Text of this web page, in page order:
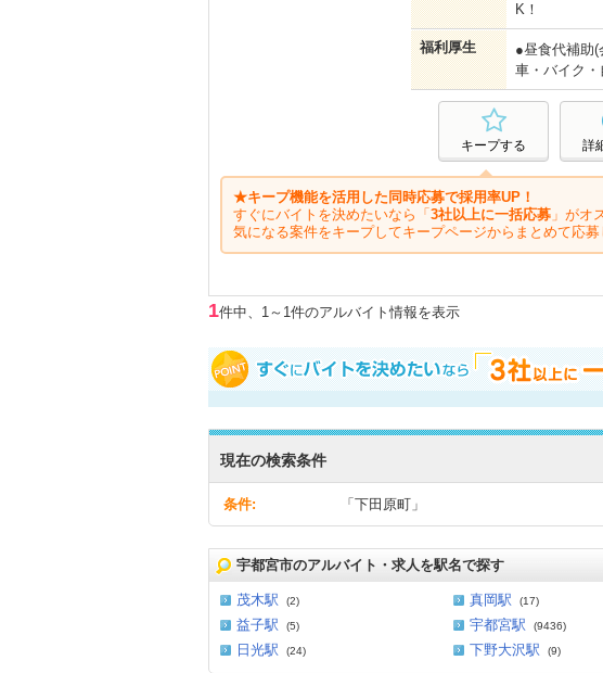
K！
福利厚生
●昼食代補助
車・バイク
詳
キープする
★キープ機能を活用した同時応募で採用率UP！
すぐにバイトを決めたいなら「 3社以上に一括応募 」がオ
気になる案件をキープしてキープページからまとめて応募
1件中、1～1件のアルバイト情報を表示
現在の検索条件
条件: 「下田原町」
宇都宮市のアルバイト・求人を駅名で探す
茂木駅 (2) 真岡駅 (17)
益子駅 (5) 宇都宮駅 (9436)
日光駅 (24) 下野大沢駅 (9)